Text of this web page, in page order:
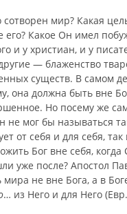
сотворен мир? Какая
его? Какое Он имел
и у христиан, и у
— бла­женство
существ. В самом
она должна быть вне
Но посему же
не мог бы называться
от себя и для себя,
Бог вне себя,
уже пос­ле? Апостол
мира не вне Бога, а в
… из Него и для Него